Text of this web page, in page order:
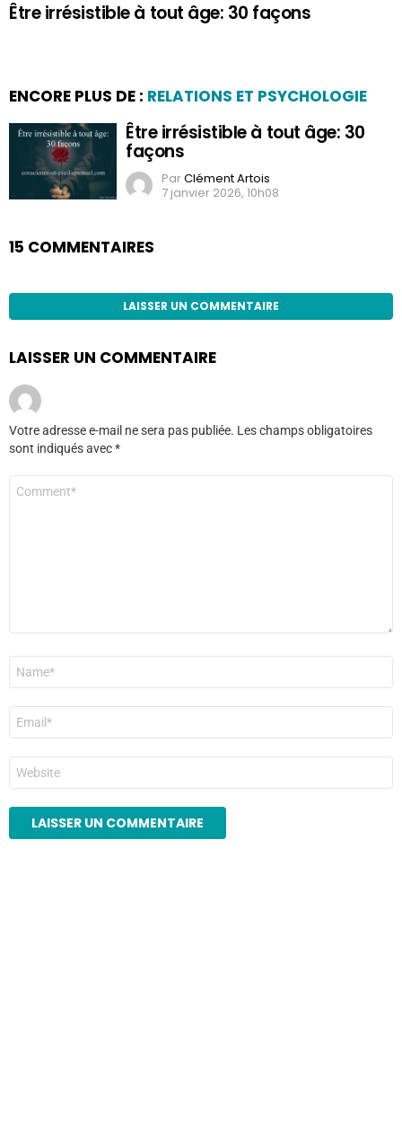
Être irrésistible à tout âge: 30 façons
ENCORE PLUS DE : RELATIONS ET PSYCHOLOGIE
Être irrésistible à tout âge: 30
façons
ParClément Artois
7 janvier 2026, 10h08
15 COMMENTAIRES
LAISSER UN COMMENTAIRE
LAISSER UN COMMENTAIRE
Votre adresse e-mail ne sera pas publiée. Les champs obligatoires
sont indiqués avec*
Commentaire
Nom
E-
mail
*
Site
web